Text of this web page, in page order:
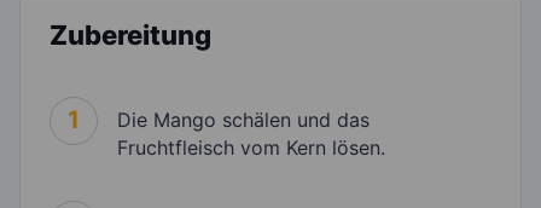
Zubereitung
1
Die Mango schälen und das
Fruchtfleisch vom Kern lösen.